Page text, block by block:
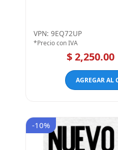
VPN: 9EQ72UP
*Precio con IVA
$ 2,250.00
AGREGAR
-10%